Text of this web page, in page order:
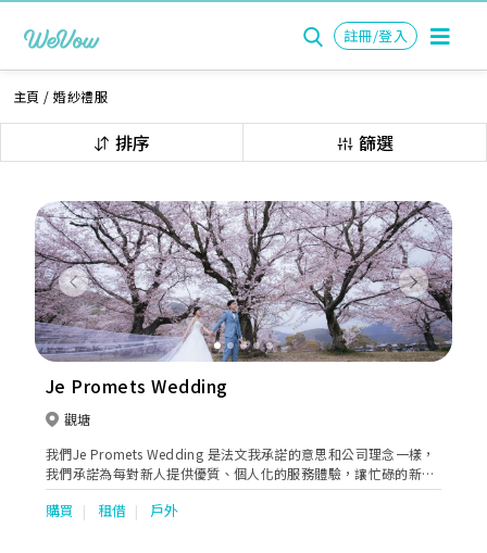
註冊/登入
主頁 /婚紗禮服
排序 篩選
Previous Next
Je Promets Wedding
觀塘
我們Je Promets Wedding 是法文我承諾的意思和公司理念一樣，
我們承諾為每對新人提供優質、個人化的服務體驗，讓忙碌的新人
提供一站式服務，如婚紗租借、攝錄化妝服務等，為你們打造專屬
的婚禮，擁有難忘回憶。
購買 租借 戶外